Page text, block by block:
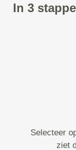
In 3
Selecteer
ziet